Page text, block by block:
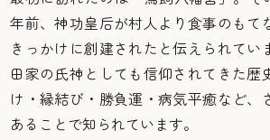
年前、神功皇后が村人より食事のもて
きっかけに創建されたと伝えられてい
田家の氏神としても信仰されてきた歴
け・縁結び・勝負運・病気平癒など、
あることで知られています。